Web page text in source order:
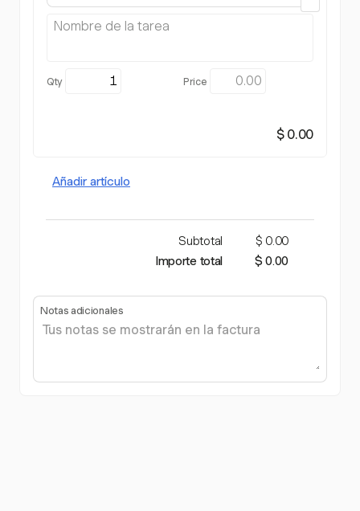
$ 0.00
Añadir artículo
Subtotal
$ 0.00
Importe total
$ 0.00
Notas adicionales